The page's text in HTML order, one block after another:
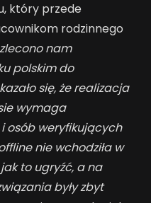
który przede
rodzinnego
nam
polskim do
się, że realizacja
wymaga
i osób weryfikujących
nie wchodziła w
to ugryźć, a na
były zbyt